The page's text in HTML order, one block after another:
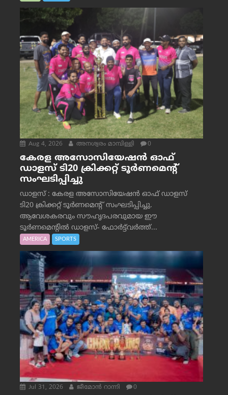
Aug 4, 2026 അനശ്വരം മാമ്പിള്ളി 0
കേരള അസോസിയേഷൻ ഓഫ്
ഡാളസ് ടി20 ക്രിക്കറ്റ് ടൂർണമെന്റ്
സംഘടിപ്പിച്ചു
ഡാളസ് : കേരള അസോസിയേഷൻ ഓഫ് ഡാളസ്
ടി20 ക്രിക്കറ്റ് ടൂർണമെന്റ് സംഘടിപ്പിച്ചു.
ആവേശകരവും സൗഹൃദപരവുമായ ഈ
ടൂർണമെന്റിൽ ഡാളസ്- ഫോർട്ട്‌വര്‍ത്ത്...
AMERICA SPORTS
Jul 31, 2026 ജീമോന്‍ റാന്നി 0